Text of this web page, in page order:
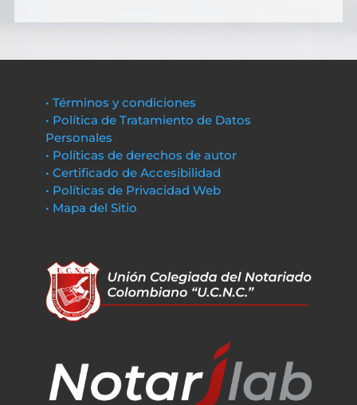
• Términos y condiciones
• Política de Tratamiento de Datos
Personales
• Políticas de derechos de autor
• Certificado de Accesibilidad
• Políticas de Privacidad Web
• Mapa del Sitio